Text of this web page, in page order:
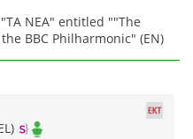
NEA" entitled ""The
BBC Philharmonic" (EN)